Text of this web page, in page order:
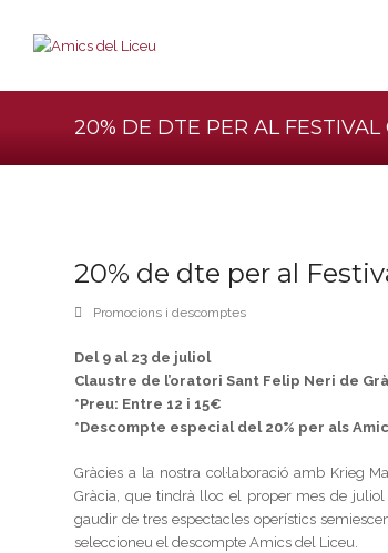
20% DE DTE PER AL
20% de dte per al
Promocions i descomptes
Del 9 al 23 de juliol
Claustre de l’oratori Sant Felip Neri de
*Preu: Entre 12 i 15€
*Descompte especial del 20% per als
Gràcies a la nostra col·laboració amb Krieg
Gràcia, que tindrà lloc el proper mes de juliol
gaudir de tres espectacles operístics
seleccioneu el descompte Amics del Liceu.